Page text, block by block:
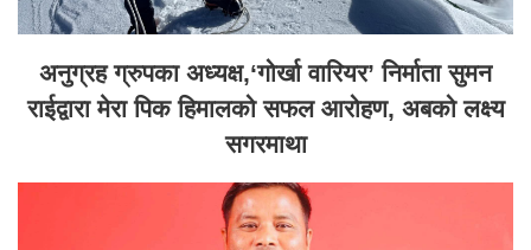
अनुग्रह ग्रुपका अध्यक्ष,‘गोर्खा वारियर’ निर्माता सुमन
राईद्वारा मेरा पिक हिमालको सफल आरोहण, अबको लक्ष्य
सगरमाथा